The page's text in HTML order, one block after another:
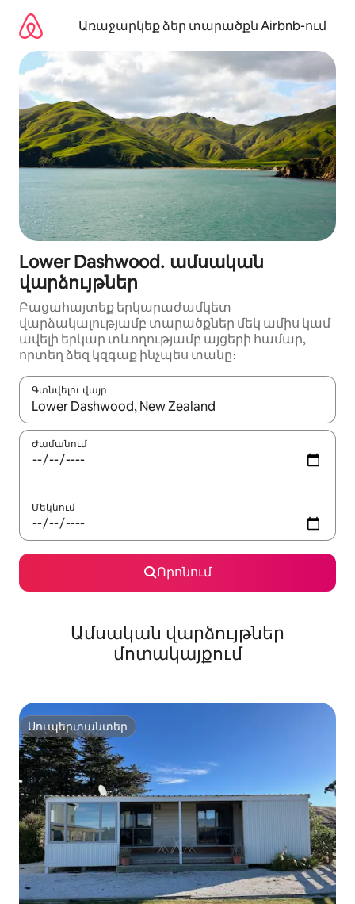
բովանդակությանըԱռաջարկեք ձեր տարածքն Airbnb-ում
Lower Dashwood․ ամսական
վարձույթներ
Բացահայտեք երկարաժամկետ
վարձակալությամբ տարածքներ մեկ ամիս կամ
ավելի երկար տևողությամբ այցերի համար,
որտեղ ձեզ կզգաք ինչպես տանը։
Գտնվելու վայր
Երբ արդյունքները հասանելի լինեն, սլաքների
Ժամանում
Մեկնում
Որոնում
Ամսական վարձույթներ
մոտակայքում
Սուպերտանտեր
Սուպերտանտեր